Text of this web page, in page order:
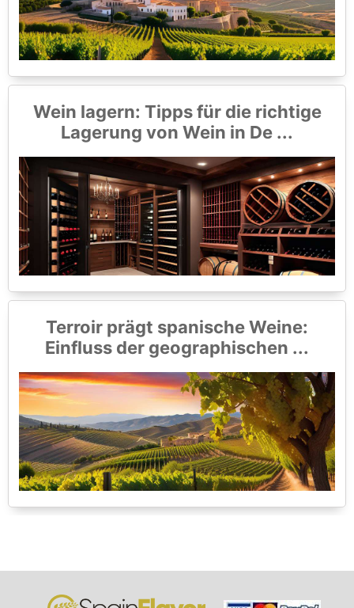
Wein lagern: Tipps für die richtige
Lagerung von Wein in De ...
Terroir prägt spanische Weine:
Einfluss der geographischen ...